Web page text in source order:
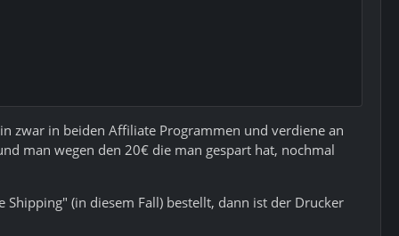
zwar in beiden Affiliate Programmen und verdiene an
man wegen den 20€ die man gespart hat, nochmal
(in diesem Fall) bestellt, dann ist der Drucker